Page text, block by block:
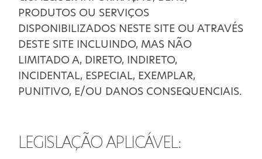
PRODUTOS OU SERVIÇOS
DISPONIBILIZADOS NESTE SITE OU ATRAVÉS
DESTE SITE INCLUINDO, MAS NÃO
LIMITADO A, DIRETO, INDIRETO,
INCIDENTAL, ESPECIAL, EXEMPLAR,
PUNITIVO, E/OU DANOS CONSEQUENCIAIS.
LEGISLAÇÃO APLICÁVEL: